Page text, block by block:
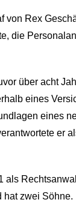
von Rex
die
über acht
eines
eines
er
als
hat zwei Söhne.